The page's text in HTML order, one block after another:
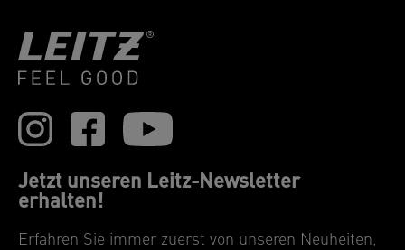
Jetzt unseren Leitz-Newsletter
erhalten!
Erfahren Sie immer zuerst von unseren Neuheiten,